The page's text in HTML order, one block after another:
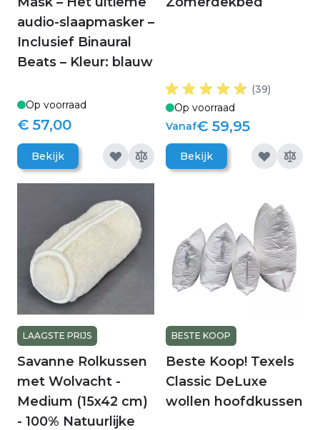
audio-slaapmasker –
Inclusief Binaural
Beats – Kleur: blauw
Op voorraad
€ 57,00
Bekijk
(39)
Op voorraad
Vanaf€ 59,95
Bekijk
LAAGSTE PRIJS
Savanne Rolkussen
met Wolvacht -
Medium (15x42 cm)
- 100% Natuurlijke
BESTE KOOP
Beste Koop! Texels
Classic DeLuxe
wollen hoofdkussen